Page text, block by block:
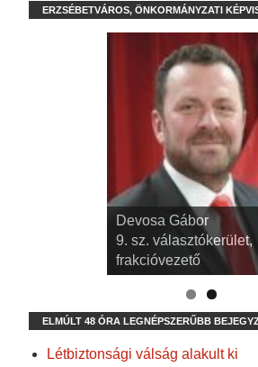
ERZSÉBETVÁROS, ÖNKORMÁNYZATI
dr. Kispál Tibor
3. sz. választókerület,
alpolgármester
Devosa Gábor
9. sz. választókerület,
frakcióvezető
ELMÚLT 48 ÓRA LEGNÉPSZERŰBB
Létbiztonsági válság alakult ki